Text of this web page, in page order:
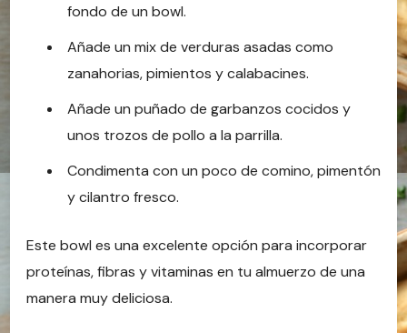
fondo de un bowl.
Añade un mix de verduras asadas como
zanahorias, pimientos y calabacines.
Añade un puñado de garbanzos cocidos y
unos trozos de pollo a la parrilla.
Condimenta con un poco de comino, pimentón
y cilantro fresco.
Este bowl es una excelente opción para incorporar
proteínas, fibras y vitaminas en tu almuerzo de una
manera muy deliciosa.